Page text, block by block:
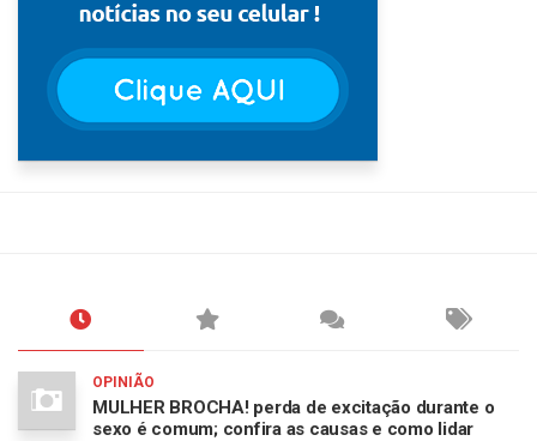
OPINIÃO
MULHER BROCHA! perda de excitação durante o
sexo é comum; confira as causas e como lidar